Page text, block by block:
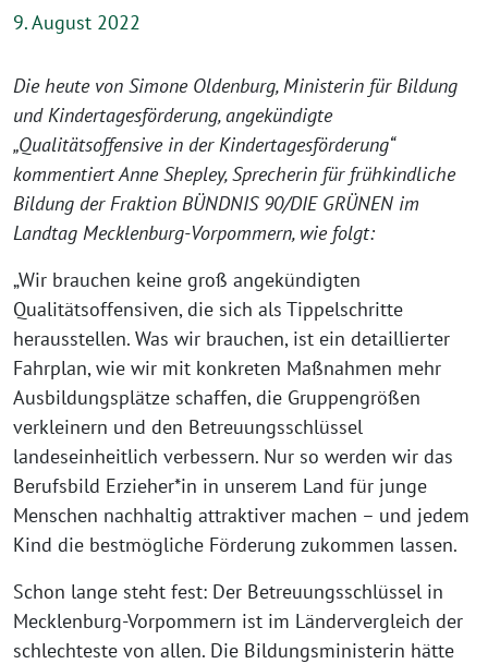
9. August 2022
Die heute von Simone Oldenburg, Ministerin für Bildung
und Kindertagesförderung, angekündigte
„Qualitätsoffensive in der Kindertagesförderung“
kommentiert Anne Shepley, Sprecherin für frühkindliche
Bildung der Fraktion BÜNDNIS 90/DIE GRÜNEN im
Landtag Mecklenburg-Vorpommern, wie folgt:
„Wir brauchen keine groß angekündigten
Qualitätsoffensiven, die sich als Tippelschritte
herausstellen. Was wir brauchen, ist ein detaillierter
Fahrplan, wie wir mit konkreten Maßnahmen mehr
Ausbildungsplätze schaffen, die Gruppengrößen
verkleinern und den Betreuungsschlüssel
landeseinheitlich verbessern. Nur so werden wir das
Berufsbild Erzieher*in in unserem Land für junge
Menschen nachhaltig attraktiver machen – und jedem
Kind die bestmögliche Förderung zukommen lassen.
Schon lange steht fest: Der Betreuungsschlüssel in
Mecklenburg-Vorpommern ist im Ländervergleich der
schlechteste von allen. Die Bildungsministerin hätte